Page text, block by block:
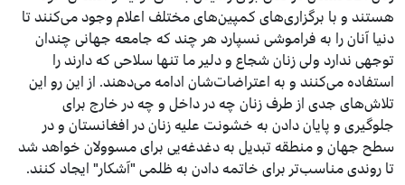
هستند و با برگزاری‌های کمپین‌های مختلف اعلام وجود می‌کنند تا
دنیا آنان را به فراموشی نسپارد هر چند که جامعه جهانی چندان
توجهی ندارد ولی زنان شجاع و دلیر ما تنها سلاحی که دارند را
استفاده می‌کنند و به اعتراضات‌شان ادامه می‌دهند. از این رو این
تلاش‌های جدی از طرف زنان چه در داخل و چه در خارج برای
جلوگیری و پایان دادن به خشونت علیه زنان در افغانستان و در
سطح جهان و منطقه تبدیل به دغدغه‌یی برای مسوولان خواهد شد
تا روندی مناسب‌تر برای خاتمه دادن به ظلمی "آشکار" ایجاد کنند.